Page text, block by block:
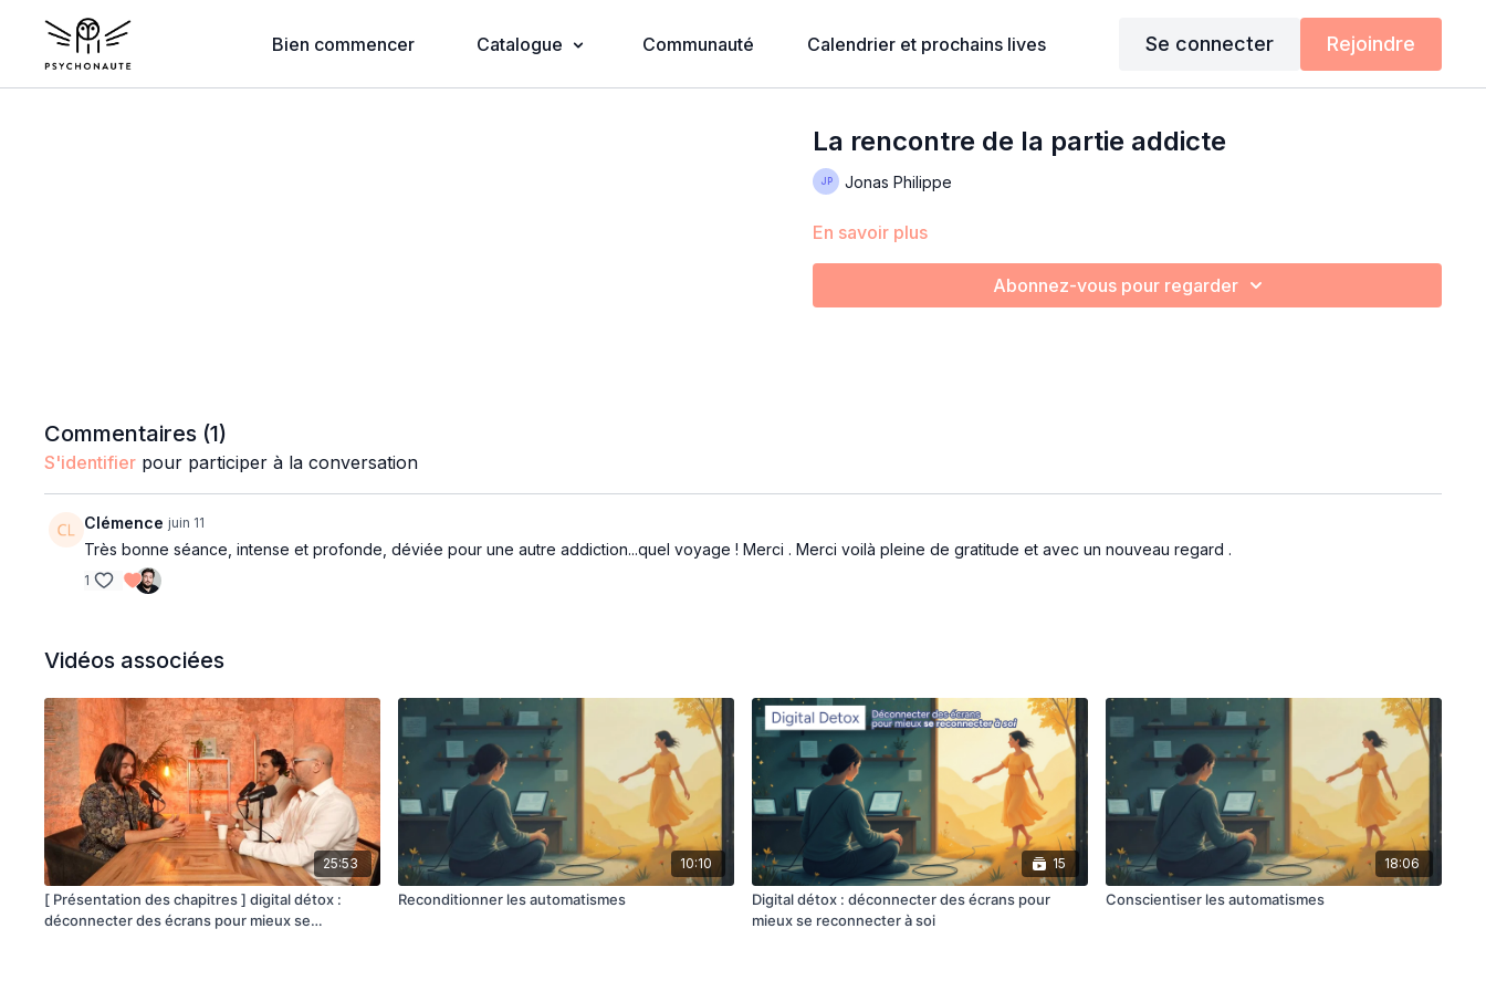
Bien commencer Catalogue Communauté Calendrier et prochains lives Se connecter Rejoindre
La rencontre de la partie addicte
Jonas Philippe
En savoir plus
Abonnez-vous pour regarder
Commentaires (1)
S'identifier pour participer à la conversation
Clémence juin 11
Très bonne séance, intense et profonde, déviée pour une autre addiction...quel voyage ! Merci . Merci voilà pleine de gratitude et avec un nouveau regard .
1
Vidéos associées
25:53
[ Présentation des chapitres ] digital détox :
déconnecter des écrans pour mieux se
10:10
Reconditionner les automatismes
15
Digital détox : déconnecter des écrans pour
mieux se reconnecter à soi
18:06
Conscientiser les automatismes